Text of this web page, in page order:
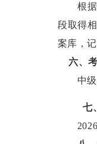
根据《
段取得
案库，
六、
中级会
七